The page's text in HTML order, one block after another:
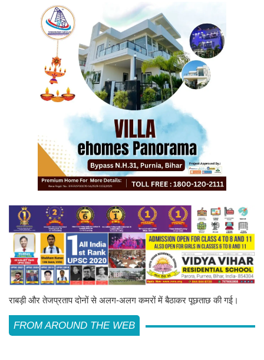
राबड़ी और तेजप्रताप दोनों से अलग-अलग कमरों में बैठाकर पूछताछ की गई।
FROM AROUND THE WEB